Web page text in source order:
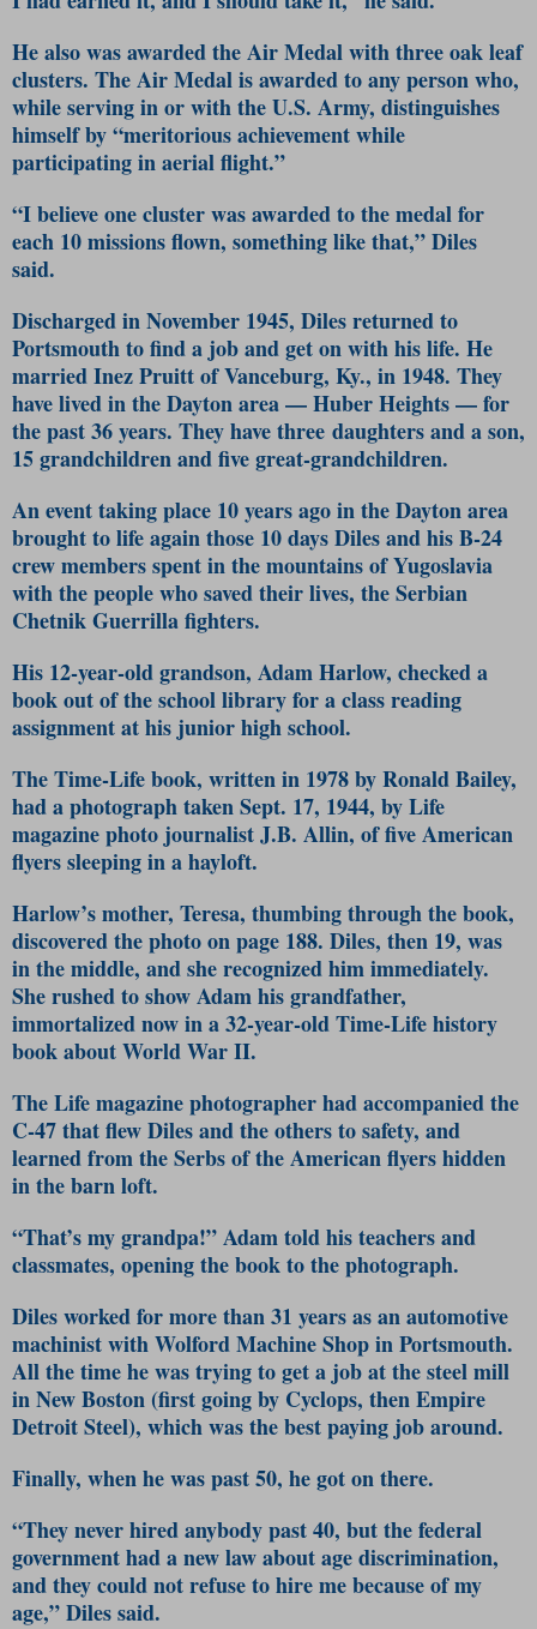
He also was awarded the Air Medal with three oak leaf
clusters. The Air Medal is awarded to any person who,
while serving in or with the U.S. Army, distinguishes
himself by “meritorious achievement while
participating in aerial flight.”
“I believe one cluster was awarded to the medal for
each 10 missions flown, something like that,” Diles
said.
Discharged in November 1945, Diles returned to
Portsmouth to find a job and get on with his life. He
married Inez Pruitt of Vanceburg, Ky., in 1948. They
have lived in the Dayton area — Huber Heights — for
the past 36 years. They have three daughters and a son,
15 grandchildren and five great-grandchildren.
An event taking place 10 years ago in the Dayton area
brought to life again those 10 days Diles and his B-24
crew members spent in the mountains of Yugoslavia
with the people who saved their lives, the Serbian
Chetnik Guerrilla fighters.
His 12-year-old grandson, Adam Harlow, checked a
book out of the school library for a class reading
assignment at his junior high school.
The Time-Life book, written in 1978 by Ronald Bailey,
had a photograph taken Sept. 17, 1944, by Life
magazine photo journalist J.B. Allin, of five American
flyers sleeping in a hayloft.
Harlow’s mother, Teresa, thumbing through the book,
discovered the photo on page 188. Diles, then 19, was
in the middle, and she recognized him immediately.
She rushed to show Adam his grandfather,
immortalized now in a 32-year-old Time-Life history
book about World War II.
The Life magazine photographer had accompanied the
C-47 that flew Diles and the others to safety, and
learned from the Serbs of the American flyers hidden
in the barn loft.
“That’s my grandpa!” Adam told his teachers and
classmates, opening the book to the photograph.
Diles worked for more than 31 years as an automotive
machinist with Wolford Machine Shop in Portsmouth.
All the time he was trying to get a job at the steel mill
in New Boston (first going by Cyclops, then Empire
Detroit Steel), which was the best paying job around.
Finally, when he was past 50, he got on there.
“They never hired anybody past 40, but the federal
government had a new law about age discrimination,
and they could not refuse to hire me because of my
age,” Diles said.